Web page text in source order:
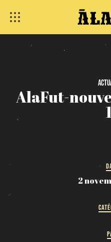
AlaFut-
2